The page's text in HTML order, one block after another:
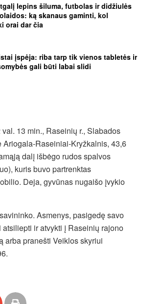
lepins šiluma, futbolas ir didžiulės
ką skanaus gaminti, kol
orai dar čia
įspėja: riba tarp tik vienos tabletės ir
gali būti labai slidi
13 min., Raseinių r., Slabados
Ariogala-Raseiniai-Kryžkalnis, 43,6
dalį išbėgo rudos spalvos
kuris buvo partrenktas
Deja, gyvūnas nugaišo įvykio
Asmenys, pasigedę savo
ir atvykti į Raseinių rajono
arba pranešti Veiklos skyriui